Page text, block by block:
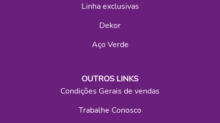
Linha exclusivas
Dekor
Aço Verde
OUTROS LINKS
Condições Gerais de vendas
Trabalhe Conosco